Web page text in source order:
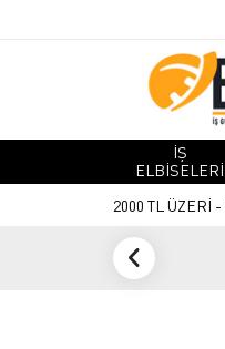
İŞ
ELBİSELERİ
2000 TL ÜZERİ -